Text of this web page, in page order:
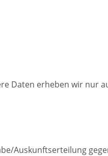
Daten erheben wir nur
Auskunftserteilung